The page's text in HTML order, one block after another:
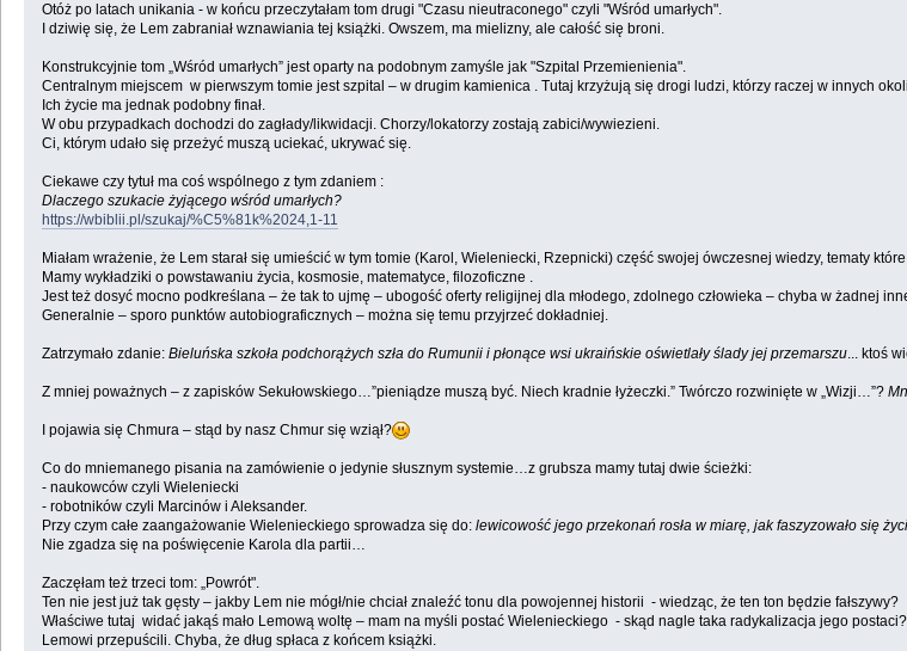
Otóż po latach unikania - w końcu przeczytałam tom drugi "Czasu nieutraconego" czyli "Wśród umarłych".
I dziwię się, że Lem zabraniał wznawiania tej książki. Owszem, ma mielizny, ale całość się broni.
Konstrukcyjnie tom „Wśród umarłych” jest oparty na podobnym zamyśle jak "Szpital Przemienienia".
Centralnym miejscem w pierwszym tomie jest szpital – w drugim kamienica . Tutaj krzyżują się drogi ludzi, którzy raczej w innych
Ich życie ma jednak podobny finał.
W obu przypadkach dochodzi do zagłady/likwidacji. Chorzy/lokatorzy zostają zabici/wywiezieni.
Ci, którym udało się przeżyć muszą uciekać, ukrywać się.
Ciekawe czy tytuł ma coś wspólnego z tym zdaniem :
Dlaczego szukacie żyjącego wśród umarłych?
https://wbiblii.pl/szukaj/%C5%81k%2024,1-11
Miałam wrażenie, że Lem starał się umieścić w tym tomie (Karol, Wieleniecki, Rzepnicki) część swojej ówczesnej wiedzy, tematy które
Mamy wykładziki o powstawaniu życia, kosmosie, matematyce, filozoficzne .
Jest też dosyć mocno podkreślana – że tak to ujmę – ubogość oferty religijnej dla młodego, zdolnego człowieka – chyba w żadnej
Generalnie – sporo punktów autobiograficznych – można się temu przyjrzeć dokładniej.
Zatrzymało zdanie:Bieluńska szkoła podchorążych szła do Rumunii i płonące wsi ukraińskie oświetlały ślady jej przemarszu... ktoś
Z mniej poważnych – z zapisków Sekułowskiego…”pieniądze muszą być. Niech kradnie łyżeczki.” Twórczo rozwinięte w „Wizji…”?
I pojawia się Chmura – stąd by nasz Chmur się wziął?
Co do mniemanego pisania na zamówienie o jedynie słusznym systemie…z grubsza mamy tutaj dwie ścieżki:
- naukowców czyli Wieleniecki
- robotników czyli Marcinów i Aleksander.
Przy czym całe zaangażowanie Wielenieckiego sprowadza się do: lewicowość jego przekonań rosła w miarę, jak faszyzowało się
Nie zgadza się na poświęcenie Karola dla partii…
Zaczęłam też trzeci tom: „Powrót".
Ten nie jest już tak gęsty – jakby Lem nie mógł/nie chciał znaleźć tonu dla powojennej historii - wiedząc, że ten ton będzie fałszywy?
Właściwe tutaj widać jakąś mało Lemową woltę – mam na myśli postać Wielenieckiego - skąd nagle taka radykalizacja jego
Lemowi przepuścili. Chyba, że dług spłaca z końcem książki.